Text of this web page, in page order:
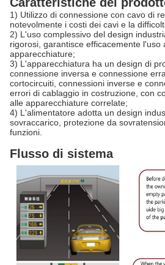
1) Utilizzo di connessione con cavo di
notevolmente i costi dei cavi e la
2) L'uso complessivo del design
rigorosi, garantisce efficacemente l'uso
apparecchiature;
3) L'apparecchiatura ha un design di
connessione inversa e connessione
cortocircuiti, connessioni inverse e
errori di cablaggio in costruzione, con
alle apparecchiature correlate;
4) L'alimentatore adotta un design
sovraccarico, protezione da
funzioni.
Flusso di sistema